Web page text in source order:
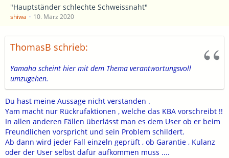
"Hauptständer schlechte Schweissnaht"
shiwa 10. März 2020
ThomasB schrieb:
Yamaha scheint hier mit dem Thema verantwortungsvoll
umzugehen.
Du hast meine Aussage nicht verstanden .
Yam macht nur Rückrufaktionen , welche das KBA vorschreibt !!
In allen anderen Fällen überlässt man es dem User ob er beim
Freundlichen vorspricht und sein Problem schildert.
Ab dann wird jeder Fall einzeln geprüft , ob Garantie , Kulanz
oder der User selbst dafür aufkommen muss ....